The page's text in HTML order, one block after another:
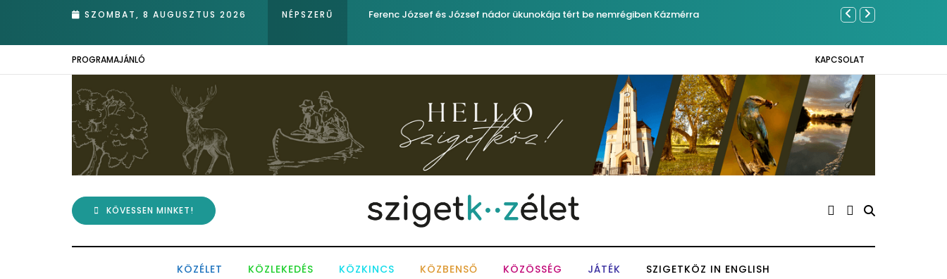
SZOMBAT, 8 AUGUSZTUS 2026 NÉPSZERŰ
tért be nemrégiben Kázmérra Sose becsüljük alá a víz erejét!
PROGRAMAJÁNLÓ KAPCSOLAT
KÖVESSEN MINKET!
KÖZÉLET KÖZLEKEDÉS KÖZKINCS KÖZBENSŐ KÖZÖSSÉG JÁTÉK SZIGETKÖZ IN ENGLISH